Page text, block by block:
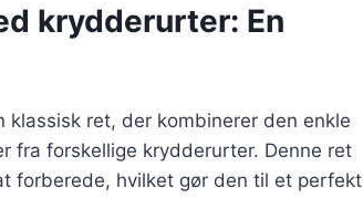
krydderurter: En
ret, der kombinerer den enkle
fra forskellige krydderurter. Denne ret
forberede, hvilket gør den til et perfekt